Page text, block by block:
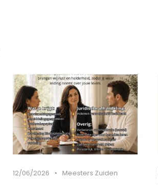
12/06/2026 • Meesters Zuiden